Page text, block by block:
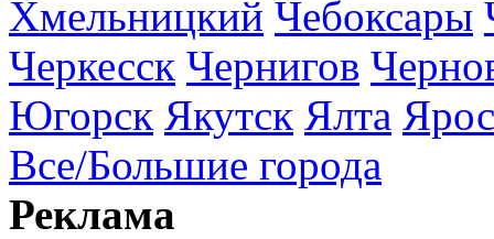
Хмельницкий Чебоксары
Черкесск Чернигов
Югорск Якутск Ялта
Все/Большие города
Реклама